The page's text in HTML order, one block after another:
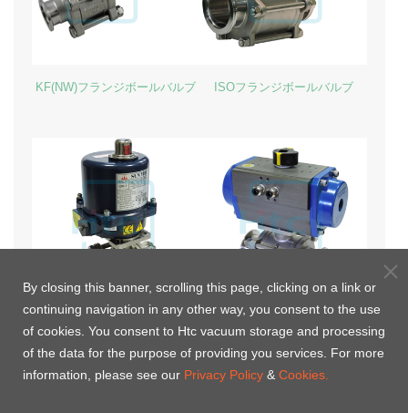
KF(NW)フランジボールバルブ ISOフランジボールバルブ
KF(NW)電動式ボールバルブ KF(NW)ボールバルブ-複動式
By closing this banner, scrolling this page, clicking on a link or
continuing navigation in any other way, you consent to the use
of cookies. You consent to Htc vacuum storage and processing
of the data for the purpose of providing you services. For more
information, please see our Privacy Policy & Cookies.